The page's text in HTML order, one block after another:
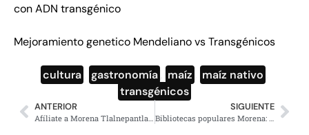
con ADN transgénico
Mejoramiento genetico Mendeliano vs Transgénicos
cultura gastronomía maíz maíz nativo
transgénicos
ANTERIOR SIGUIENTE